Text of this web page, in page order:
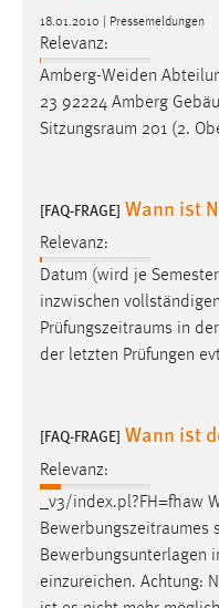
18.01.2010 | Pressemeldungen
Relevanz:
Amberg-Weiden
23 92224 Amberg
Sitzungsraum 201 (2.
[FAQ-FRAGE] Wann ist
Relevanz:
Datum (wird je
inzwischen
Prüfungszeitraums in
der letzten Prüfungen
[FAQ-FRAGE] Wann ist
Relevanz:
_v3/index.pl?FH=fhaw
Bewerbungszeitraumes
Bewerbungsunterlagen
einzureichen. Achtung: